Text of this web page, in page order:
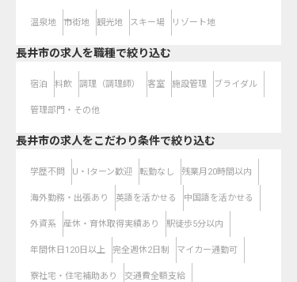
温泉地 市街地 観光地 スキー場 リゾート地
長井市の求人を職種で絞り込む
宿泊 料飲 調理（調理師） 客室 施設管理 ブライダル
管理部門・その他
長井市の求人をこだわり条件で絞り込む
学歴不問 U・Iターン歓迎 転勤なし 残業月20時間以内
海外勤務・出張あり 英語を活かせる 中国語を活かせる
外資系 産休・育休取得実績あり 駅徒歩5分以内
年間休日120日以上 完全週休2日制 マイカー通勤可
寮社宅・住宅補助あり 交通費全額支給